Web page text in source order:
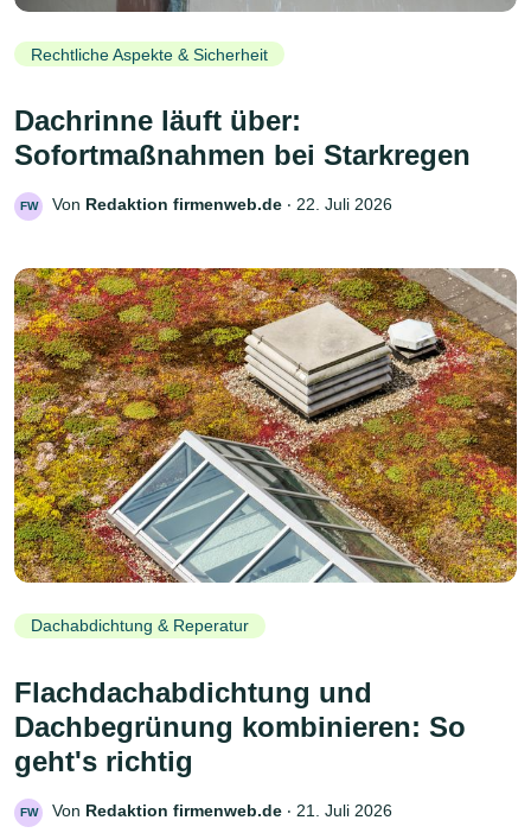
Rechtliche Aspekte & Sicherheit
Dachrinne läuft über:
Sofortmaßnahmen bei Starkregen
FW Von Redaktion firmenweb.de ‧ 22. Juli 2026
Dachabdichtung & Reperatur
Flachdachabdichtung und
Dachbegrünung kombinieren: So
geht's richtig
FW Von Redaktion firmenweb.de ‧ 21. Juli 2026